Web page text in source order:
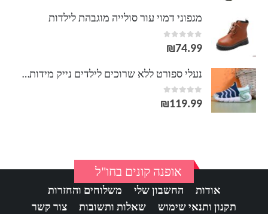
מגפוני דמוי עור סולייה מוגבהת לילדות
0
out of 5
₪74.99
נעלי ספורט ללא שרוכים לילדים נייק מידות 22-37
0
out of 5
₪119.99
אופנה קונים בחו"ל
אודות החשבון שלי
משלוחים והחזרות
תקנון ותנאי שימוש
שאלות ותשובות
צור קשר